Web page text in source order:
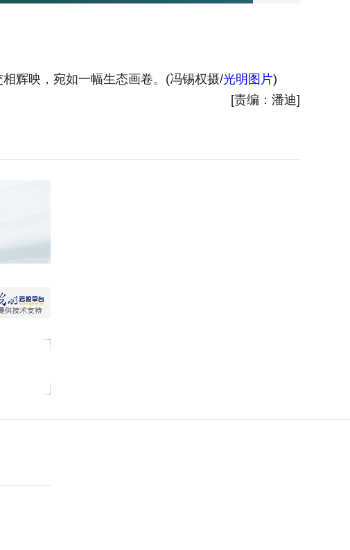
辉映，宛如一幅生态画卷。(冯锡权摄/光明图片)
[责编：潘迪]